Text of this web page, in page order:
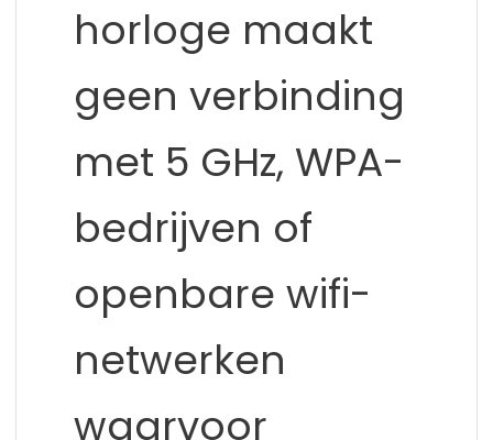
horloge maakt
geen verbinding
met 5 GHz, WPA-
bedrijven of
openbare wifi-
netwerken
waarvoor